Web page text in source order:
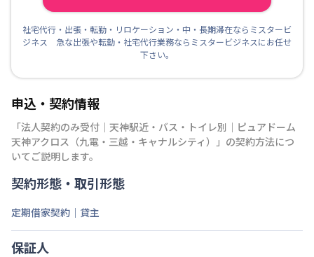
社宅代行・出張・転勤・リロケーション・中・長期滞在ならミスタービ
ジネス 急な出張や転勤・社宅代行業務ならミスタービジネスにお任せ
下さい。
申込・契約情報
「法人契約のみ受付｜天神駅近・バス・トイレ別｜ピュアドーム
天神アクロス（九電・三越・キャナルシティ）
」の契約方法につ
いてご説明します。
契約形態・取引形態
定期借家契約｜貸主
保証人